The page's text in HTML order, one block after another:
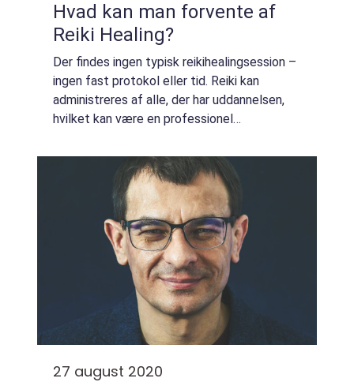
Hvad kan man forvente af
Reiki Healing?
Der findes ingen typisk reikihealingsession –
ingen fast protokol eller tid. Reiki kan
administreres af alle, der har uddannelsen,
hvilket kan være en professionel
ven eller et familiemedlem eller endd...
27 august 2020